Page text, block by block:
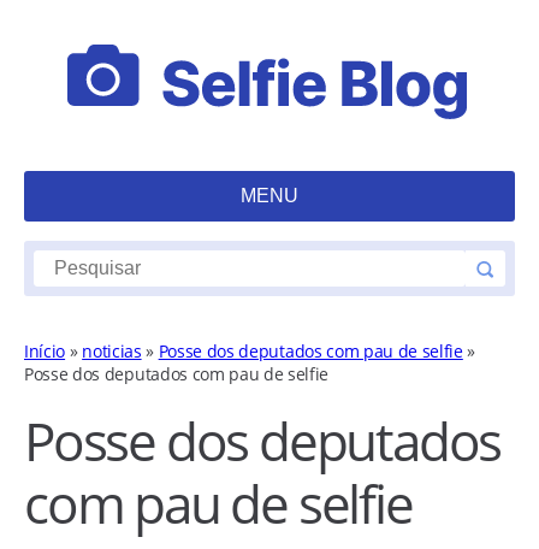
MENU
Início » noticias » Posse dos deputados com pau de selfie»
Posse dos deputados com pau de selfie
Posse dos deputados
com pau de selfie